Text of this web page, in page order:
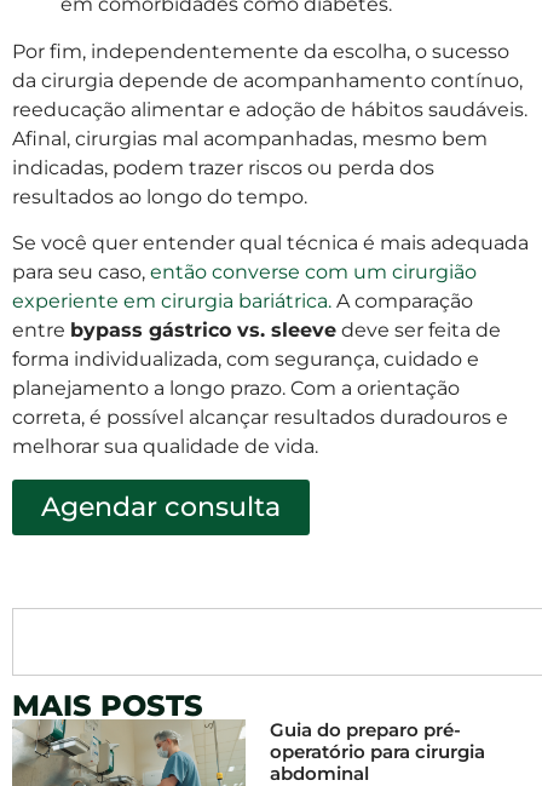
em comorbidades como diabetes.
Por fim, independentemente da escolha, o sucesso
da cirurgia depende de acompanhamento contínuo,
reeducação alimentar e adoção de hábitos saudáveis.
Afinal, cirurgias mal acompanhadas, mesmo bem
indicadas, podem trazer riscos ou perda dos
resultados ao longo do tempo.
Se você quer entender qual técnica é mais adequada
para seu caso, então converse com um cirurgião
experiente em cirurgia bariátrica. A comparação
entre bypass gástrico vs. sleeve deve ser feita de
forma individualizada, com segurança, cuidado e
planejamento a longo prazo. Com a orientação
correta, é possível alcançar resultados duradouros e
melhorar sua qualidade de vida.
Agendar consulta
MAIS POSTS
Guia do preparo pré-
operatório para cirurgia
abdominal